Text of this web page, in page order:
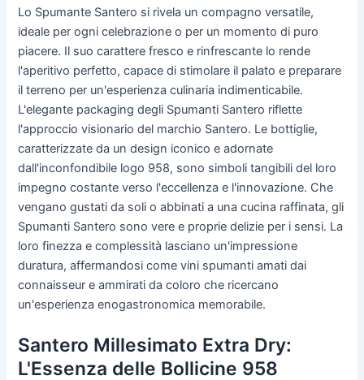
Lo Spumante Santero si rivela un compagno versatile,
ideale per ogni celebrazione o per un momento di puro
piacere. Il suo carattere fresco e rinfrescante lo rende
l'aperitivo perfetto, capace di stimolare il palato e preparare
il terreno per un'esperienza culinaria indimenticabile.
L'elegante packaging degli Spumanti Santero riflette
l'approccio visionario del marchio Santero. Le bottiglie,
caratterizzate da un design iconico e adornate
dall'inconfondibile logo 958, sono simboli tangibili del loro
impegno costante verso l'eccellenza e l'innovazione. Che
vengano gustati da soli o abbinati a una cucina raffinata, gli
Spumanti Santero sono vere e proprie delizie per i sensi. La
loro finezza e complessità lasciano un'impressione
duratura, affermandosi come vini spumanti amati dai
connaisseur e ammirati da coloro che ricercano
un'esperienza enogastronomica memorabile.
Santero Millesimato Extra Dry:
L'Essenza delle Bollicine 958